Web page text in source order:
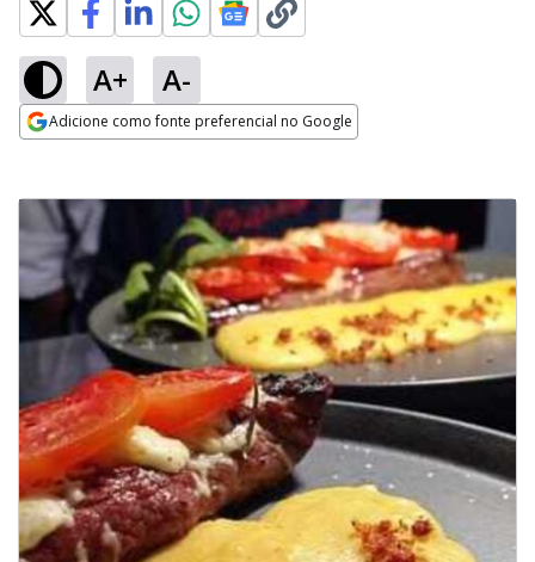
A+ A-
Adicione como fonte preferencial no Google